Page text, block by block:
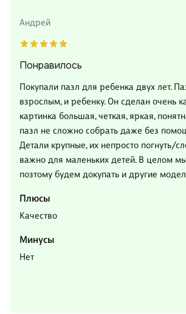
Андрей
Понравилось
Покупали пазл для ребенка двух лет.
взрослым, и ребенку. Он сделан очень
картинка большая, четкая, яркая,
пазл не сложно собрать даже без
Детали крупные, их непросто погнуть/
важно для маленьких детей. В целом
позтому будем докупать и другие
Плюсы
Качество
Минусы
Нет